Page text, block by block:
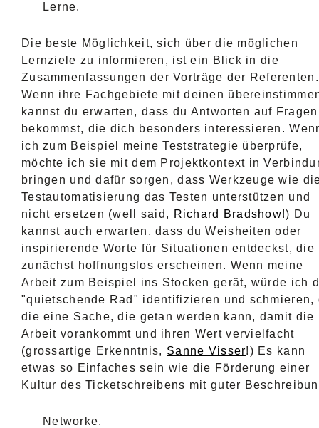
Lerne.
Die beste Möglichkeit, sich über die möglichen
Lernziele zu informieren, ist ein Blick in die
Zusammenfassungen der Vorträge der Referenten.
Wenn ihre Fachgebiete mit deinen
kannst du erwarten, dass du Antworten auf Fragen
bekommst, die dich besonders interessieren.
ich zum Beispiel meine Teststrategie überprüfe,
möchte ich sie mit dem Projektkontext in
bringen und dafür sorgen, dass Werkzeuge wie
Testautomatisierung das Testen unterstützen und
nicht ersetzen (well said, Richard Bradshow!) Du
kannst auch erwarten, dass du Weisheiten oder
inspirierende Worte für Situationen entdeckst, die
zunächst hoffnungslos erscheinen. Wenn meine
Arbeit zum Beispiel ins Stocken gerät, würde ich
"quietschende Rad" identifizieren und schmieren,
die eine Sache, die getan werden kann, damit die
Arbeit vorankommt und ihren Wert vervielfacht
(grossartige Erkenntnis, Sanne Visser!) Es kann
etwas so Einfaches sein wie die Förderung einer
Kultur des Ticketschreibens mit guter
Networke.